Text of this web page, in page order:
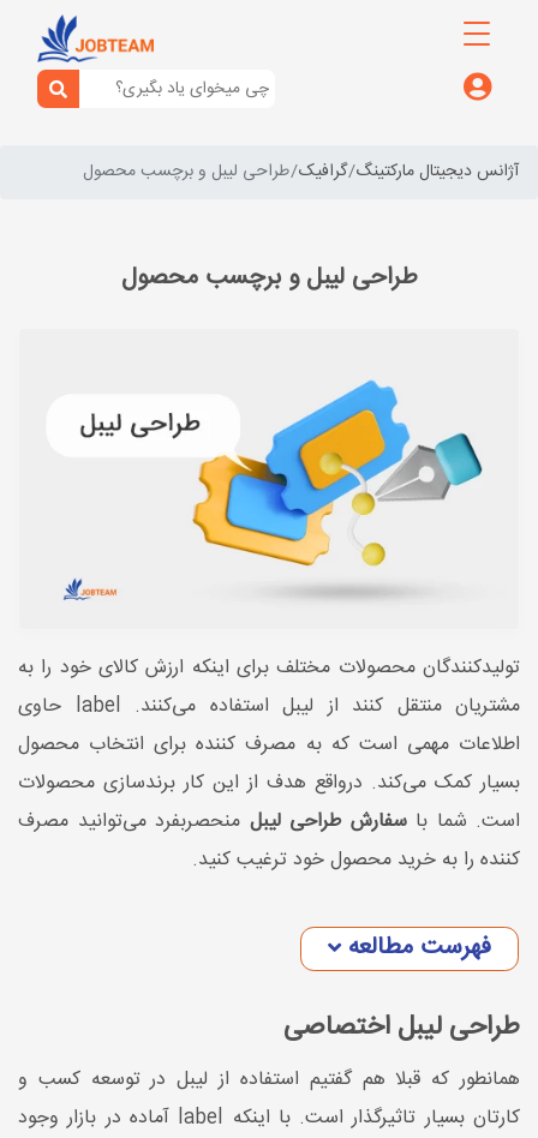
آژانس دیجیتال مارکتینگ گرافیک طراحی لیبل و برچسب محصول
طراحی لیبل و برچسب محصول
تولیدکنندگان محصولات مختلف برای اینکه ارزش کالای خود را به
مشتریان منتقل کنند از لیبل استفاده می‌کنند. label حاوی
اطلاعات مهمی است که به مصرف کننده برای انتخاب محصول
بسیار کمک می‌کند. درواقع هدف از این کار برندسازی محصولات
است. شما باسفارش طراحی لیبل منحصربفرد می‌توانید مصرف
کننده را به خرید محصول خود ترغیب کنید.
فهرست مطالعه
طراحی لیبل اختصاصی
همانطور که قبلا هم گفتیم استفاده از لیبل در توسعه کسب و
کارتان بسیار تاثیرگذار است. با اینکه label آماده در بازار وجود